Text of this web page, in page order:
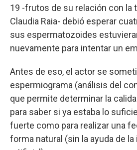
19 -frutos de su relación con la
Claudia Raia- debió esperar
sus espermatozoides
nuevamente para intentar un
Antes de eso, el actor se
espermiograma (análisis del
que permite determinar la
para saber si ya estaba lo
fuerte como para realizar una
forma natural (sin la ayuda de